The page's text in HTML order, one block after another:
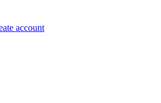
account